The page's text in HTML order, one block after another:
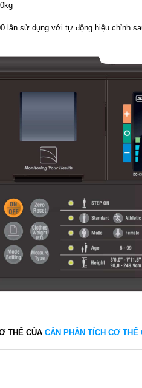
lần sử dụng với tự động hiệu chỉnh
THỂ CỦA CÂN PHÂN TÍCH CƠ THỂ